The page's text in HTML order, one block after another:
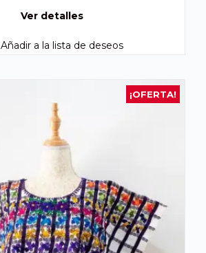
Ver detalles
Añadir a la lista de deseos
¡OFERTA!